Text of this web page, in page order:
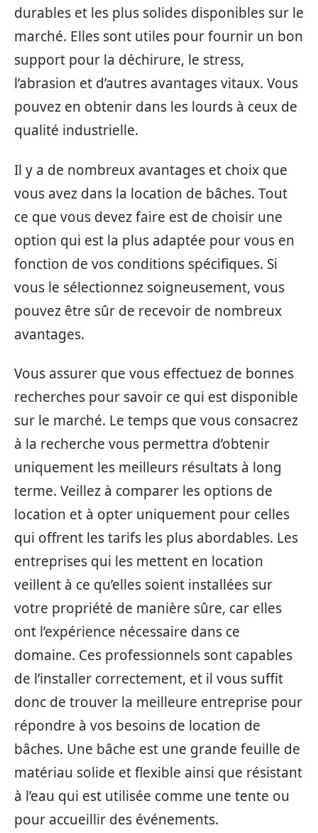
durables et les plus solides disponibles sur le
marché. Elles sont utiles pour fournir un bon
support pour la déchirure, le stress,
l’abrasion et d’autres avantages vitaux. Vous
pouvez en obtenir dans les lourds à ceux de
qualité industrielle.
Il y a de nombreux avantages et choix que
vous avez dans la location de bâches. Tout
ce que vous devez faire est de choisir une
option qui est la plus adaptée pour vous en
fonction de vos conditions spécifiques. Si
vous le sélectionnez soigneusement, vous
pouvez être sûr de recevoir de nombreux
avantages.
Vous assurer que vous effectuez de bonnes
recherches pour savoir ce qui est disponible
sur le marché. Le temps que vous consacrez
à la recherche vous permettra d’obtenir
uniquement les meilleurs résultats à long
terme. Veillez à comparer les options de
location et à opter uniquement pour celles
qui offrent les tarifs les plus abordables. Les
entreprises qui les mettent en location
veillent à ce qu’elles soient installées sur
votre propriété de manière sûre, car elles
ont l’expérience nécessaire dans ce
domaine. Ces professionnels sont capables
de l’installer correctement, et il vous suffit
donc de trouver la meilleure entreprise pour
répondre à vos besoins de location de
bâches. Une bâche est une grande feuille de
matériau solide et flexible ainsi que résistant
à l’eau qui est utilisée comme une tente ou
pour accueillir des événements.